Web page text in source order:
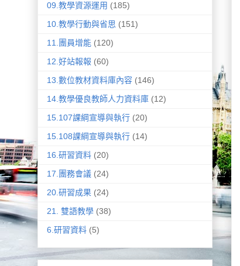
09.教學資源運用 (185)
10.教學行動與省思 (151)
11.團員增能 (120)
12.好站報報 (60)
13.數位教材資料庫內容 (146)
14.教學優良教師人力資料庫 (12)
15.107課綱宣導與執行 (20)
15.108課綱宣導與執行 (14)
16.研習資料 (20)
17.團務會議 (24)
20.研習成果 (24)
21. 雙語教學 (38)
6.研習資料 (5)